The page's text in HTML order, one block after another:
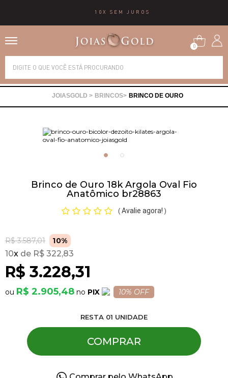
10X SEM JUROS
0
BRINCOS BRINCO DE OURO
Brinco de Ouro 18k Argola Oval Fio
Anatômico br28863
( Avalie agora! )
R$ 3.587,01 10%
R$ 3.228,31
10x R$ 322,83
R$ 2.905,48 PIX 10% OFF
RESTA 01 UNIDADE
COMPRAR
Alianças
Brincos
Gargantilhas
Pulseiras
Piercing
Pedras Preciosas
Presente